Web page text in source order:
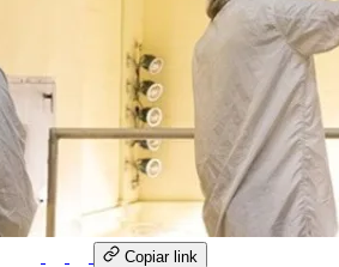
Copiar link